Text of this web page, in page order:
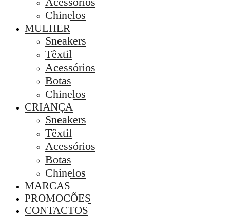
Chinelos
MULHER
Sneakers
Têxtil
Acessórios
Botas
Chinelos
CRIANÇA
Sneakers
Têxtil
Acessórios
Botas
Chinelos
MARCAS
PROMOÇÕES
CONTACTOS